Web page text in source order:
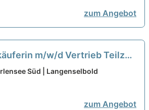
zum Angebot
m/w/d Vertrieb Teilzeit
Süd | Langenselbold
zum Angebot